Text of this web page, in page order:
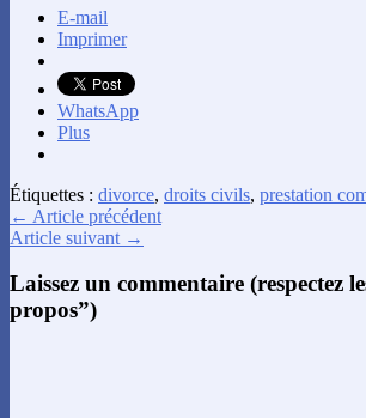
E-mail
Imprimer
WhatsApp
Plus
Étiquettes : divorce, droits civils, prestation
← Article précédent
Article suivant →
Laissez un commentaire (respectez
propos”)